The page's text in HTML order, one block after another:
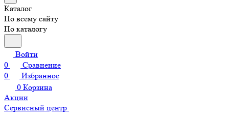
Каталог
По всему сайту
По каталогу
Войти
0
Сравнение
0
Избранное
0 Корзина
Акции
Сервисный центр